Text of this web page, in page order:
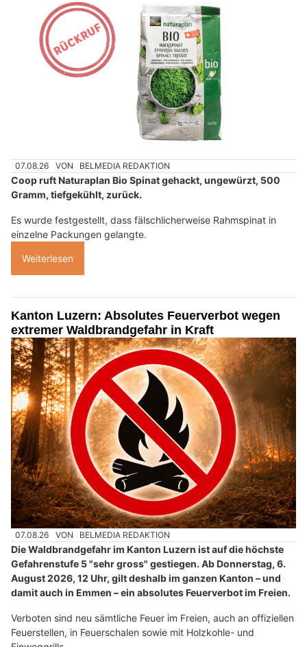
07.08.26 VON BELMEDIA REDAKTION
Coop ruft Naturaplan Bio Spinat gehackt, ungewürzt, 500
Gramm, tiefgekühlt, zurück.
Es wurde festgestellt, dass fälschlicherweise Rahmspinat in
einzelne Packungen gelangte.
Weiterlesen
Kanton Luzern: Absolutes Feuerverbot wegen
extremer Waldbrandgefahr in Kraft
07.08.26 VON BELMEDIA REDAKTION
Die Waldbrandgefahr im Kanton Luzern ist auf die höchste
Gefahrenstufe 5 "sehr gross" gestiegen. Ab Donnerstag, 6.
August 2026, 12 Uhr, gilt deshalb im ganzen Kanton – und
damit auch in Emmen – ein absolutes Feuerverbot im Freien.
Verboten sind neu sämtliche Feuer im Freien, auch an offiziellen
Feuerstellen, in Feuerschalen sowie mit Holzkohle- und